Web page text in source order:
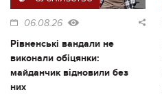
06.08.26
Рівненські вандали не
виконали обіцянки:
майданчик відновили без
них